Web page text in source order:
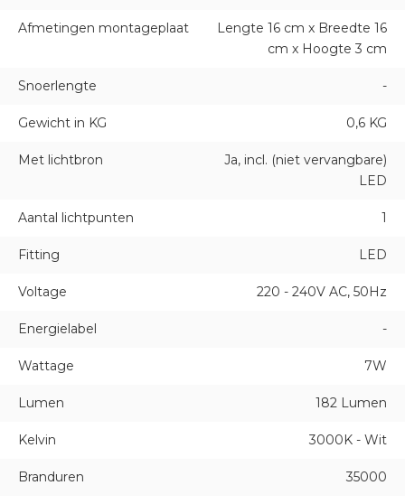
Afmetingen montageplaat
Lengte 16 cm x Breedte 16
cm x Hoogte 3 cm
Snoerlengte -
Gewicht in KG 0,6 KG
Met lichtbron
Ja, incl. (niet vervangbare)
LED
Aantal lichtpunten 1
Fitting LED
Voltage 220 - 240V AC, 50Hz
Energielabel -
Wattage 7W
Lumen 182 Lumen
Kelvin 3000K - Wit
Branduren 35000